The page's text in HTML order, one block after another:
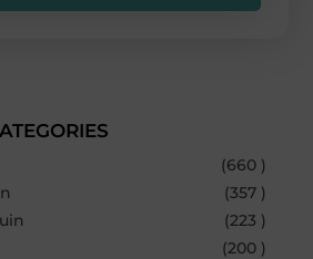
(660 )
(357 )
(223 )
(200 )